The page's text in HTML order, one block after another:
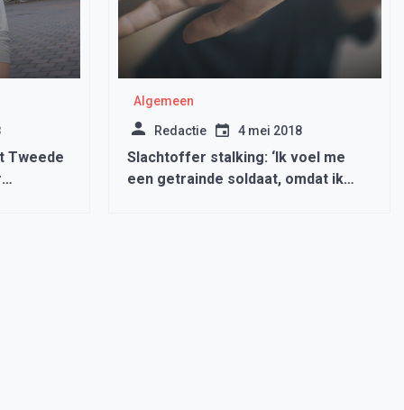
Tweede
Algemeen
Redactie 4 mei 2018
Slachtoffer stalking: ‘Ik voel me
een getrainde soldaat, omdat ik